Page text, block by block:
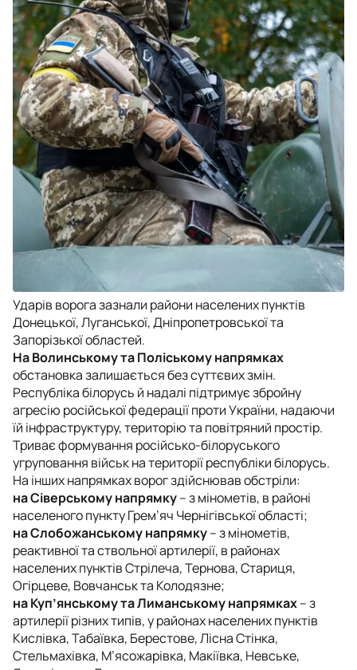
Ударів ворога зазнали райони населених пунктів
Донецької, Луганської, Дніпропетровської та
Запорізької областей.
На Волинському та Поліському напрямках
обстановка залишається без суттєвих змін.
Республіка білорусь й надалі підтримує збройну
агресію російської федерації проти України, надаючи
їй інфраструктуру, територію та повітряний простір.
Триває формування російсько-білоруського
угруповання військ на території республіки білорусь.
На інших напрямках ворог здійснював обстріли:
на Сіверському напрямку– з мінометів, в районі
населеного пункту Грем’яч Чернігівської області;
на Слобожанському напрямку– з мінометів,
реактивної та ствольної артилерії, в районах
населених пунктів Стрілеча, Тернова, Стариця,
Огірцеве, Вовчанськ та Колодязне;
на Куп’янському та Лиманському напрямках– з
артилерії різних типів, у районах населених пунктів
Кислівка, Табаївка, Берестове, Лісна Стінка,
Стельмахівка, М’ясожарівка, Макіївка, Невське,